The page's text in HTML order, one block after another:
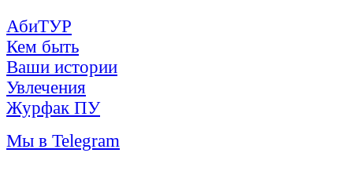
АбиТУР
Кем быть
Ваши истории
Увлечения
Журфак ПУ
Мы в Telegram